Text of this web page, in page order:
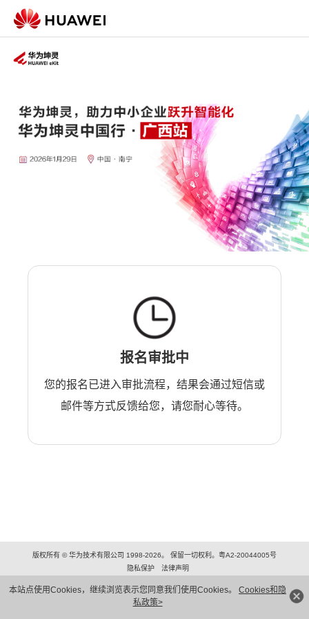
本站点使用Cookies，继续浏览表示您同意我们使用Cookies。 Cookies和隐
私政策>
报名审批中
您的报名已进入审批流程，结果会通过短信或
邮件等方式反馈给您，请您耐心等待。
版权所有 © 华为技术有限公司 1998-2026。 保留一切权利。粤A2-20044005号
隐私保护
法律声明